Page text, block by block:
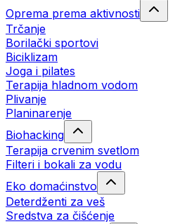
Oprema prema aktivnosti
Trčanje
Borilački sportovi
Biciklizam
Joga i pilates
Terapija hladnom vodom
Plivanje
Planinarenje
Biohacking
Terapija crvenim svetlom
Filteri i bokali za vodu
Eko domaćinstvo
Deterdženti za veš
Sredstva za čišćenje